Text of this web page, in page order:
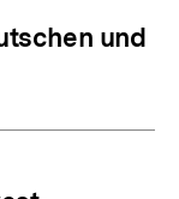
und